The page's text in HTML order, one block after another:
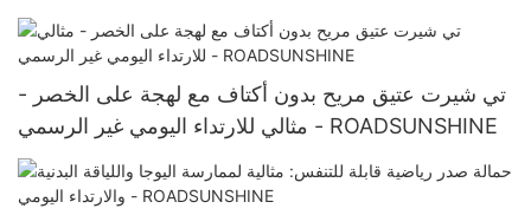
تي شيرت عتيق مريح بدون أكتاف مع لهجة على الخصر -
مثالي للارتداء اليومي غير الرسمي - ROADSUNSHINE